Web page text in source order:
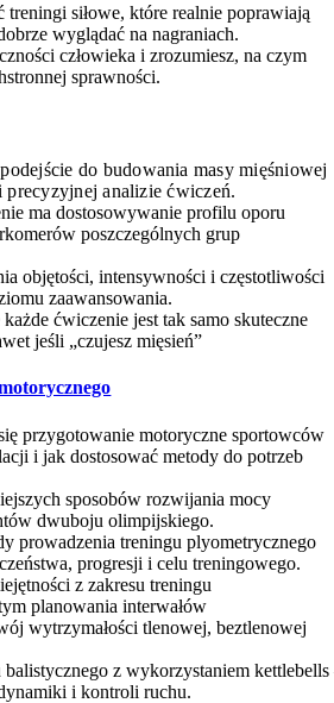
treningi siłowe, które realnie poprawiają
wyglądać na nagraniach.
człowieka i zrozumiesz, na czym
sprawności.
do budowania masy mięśniowej
precyzyjnej analizie ćwiczeń.
ma dostosowywanie profilu oporu
poszczególnych grup
objętości, intensywności i częstotliwości
zaawansowania.
ćwiczenie jest tak samo skuteczne
jeśli „czujesz mięsień”
przygotowanie motoryczne sportowców
i jak dostosować metody do potrzeb
sposobów rozwijania mocy
dwuboju olimpijskiego.
prowadzenia treningu plyometrycznego
progresji i celu treningowego.
z zakresu treningu
planowania interwałów
wytrzymałości tlenowej, beztlenowej
z wykorzystaniem kettlebells
i kontroli ruchu.